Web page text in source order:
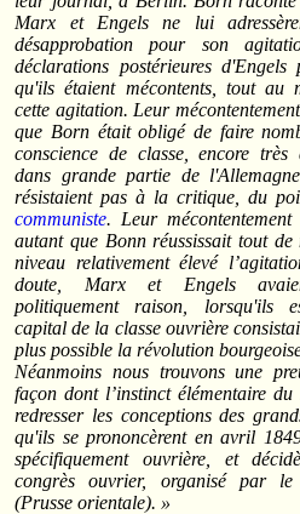
Marx et Engels ne lui
désapprobation pour son
déclarations postérieures d'Engels
qu'ils étaient mécontents, tout au
cette agitation. Leur
que Born était obligé de faire
conscience de classe, encore
dans grande partie de
résistaient pas à la critique, du
communiste. Leur
autant que Bonn réussissait tout
niveau relativement élevé
doute, Marx et Engels
politiquement raison, lorsqu'ils
capital de la classe ouvrière
plus possible la révolution
Néanmoins nous trouvons une
façon dont l’instinct élémentaire
redresser les conceptions des
qu'ils se prononcèrent en avril
spécifiquement ouvrière, et
congrès ouvrier, organisé par
(Prusse orientale). »